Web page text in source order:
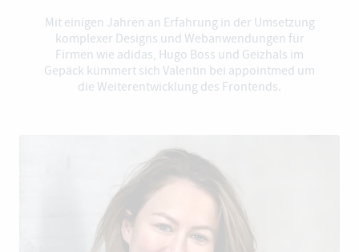
Mit einigen Jahren an Erfahrung in der Umsetzung
komplexer Designs und Webanwendungen für
Firmen wie adidas, Hugo Boss und Geizhals im
Gepäck kümmert sich Valentin bei appointmed um
die Weiterentwicklung des Frontends.